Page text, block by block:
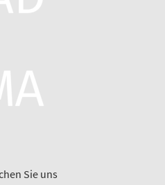
Sie uns